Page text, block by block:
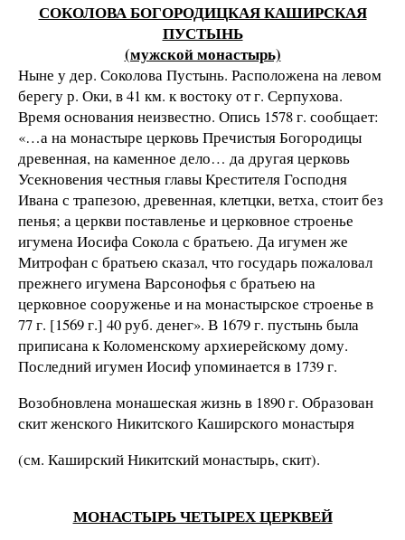
СОКОЛОВА БОГОРОДИЦКАЯ КАШИРСКАЯ
ПУСТЫНЬ
(мужской монастырь)
Ныне у дер. Соколова Пустынь. Расположена на левом
берегу р. Оки, в 41 км. к востоку от г. Серпухова.
Время основания неизвестно. Опись 1578 г. сообщает:
«…а на монастыре церковь Пречистыя Богородицы
древенная, на каменное дело… да другая церковь
Усекновения честныя главы Крестителя Господня
Ивана с трапезою, древенная, клетцки, ветха, стоит без
пенья; а церкви поставленье и церковное строенье
игумена Иосифа Сокола с братьею. Да игумен же
Митрофан с братьею сказал, что государь пожаловал
прежнего игумена Варсонофья с братьею на
церковное сооруженье и на монастырское строенье в
77 г. [1569 г.] 40 руб. денег». В 1679 г. пустынь была
приписана к Коломенскому архиерейскому дому.
Последний игумен Иосиф упоминается в 1739 г.
Возобновлена монашеская жизнь в 1890 г. Образован
скит женского Никитского Каширского монастыря
(см. Каширский Никитский монастырь, скит).
МОНАСТЫРЬ ЧЕТЫРЕХ ЦЕРКВЕЙ